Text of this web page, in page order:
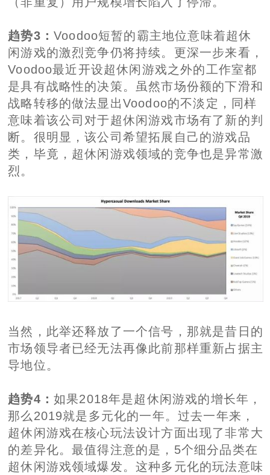
趋势3： Voodoo短暂的霸主地位意味着超休
闲游戏的激烈竞争仍将持续。更深一步来看，
Voodoo最近开设超休闲游戏之外的工作室都
是具有战略性的决策。虽然市场份额的下滑和
战略转移的做法显出Voodoo的不淡定，同样
意味着该公司对于超休闲游戏市场有了新的判
断。很明显，该公司希望拓展自己的游戏品
类，毕竟，超休闲游戏领域的竞争也是异常激
烈。
当然，此举还释放了一个信号，那就是昔日的
市场领导者已经无法再像此前那样重新占据主
导地位。
趋势4： 如果2018年是超休闲游戏的增长年，
那么2019就是多元化的一年。过去一年来，
超休闲游戏在核心玩法设计方面出现了非常大
的差异化。最值得注意的是，5个细分品类在
超休闲游戏领域爆发。这种多元化的玩法意味